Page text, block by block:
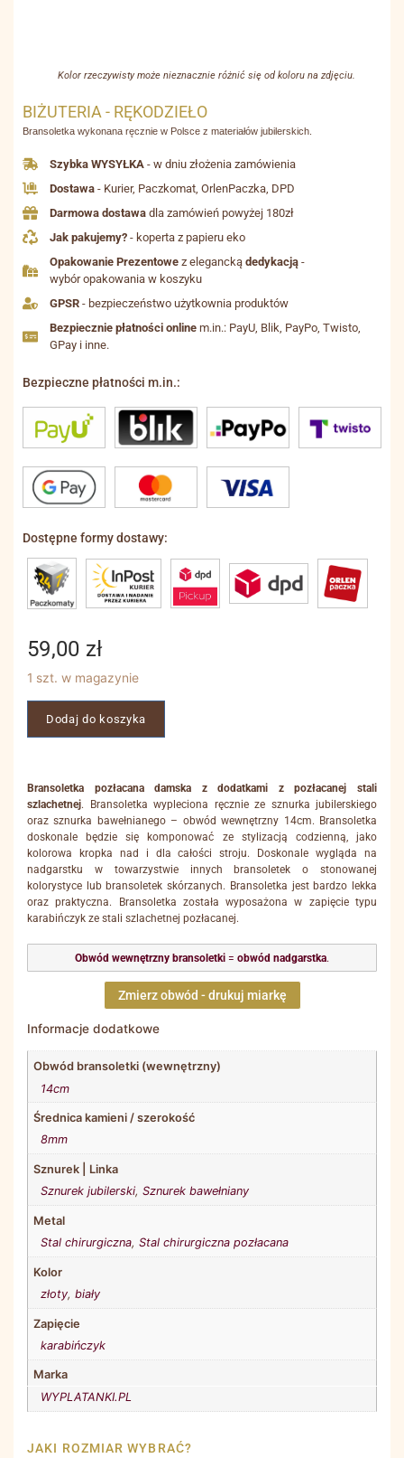
Kolor rzeczywisty może nieznacznie różnić się od koloru na zdjęciu.
BIŻUTERIA - RĘKODZIEŁO
Bransoletka wykonana ręcznie w Polsce z materiałów jubilerskich.
Szybka WYSYŁKA - w dniu złożenia zamówienia
Dostawa - Kurier, Paczkomat, OrlenPaczka, DPD
Darmowa dostawa dla zamówień powyżej 180zł
Jak pakujemy? - koperta z papieru eko
Opakowanie Prezentowe z eleganckądedykacją -
wybór opakowania w koszyku
GPSR - bezpieczeństwo użytkownia produktów
Bezpiecznie płatności online m.in.: PayU, Blik, PayPo, Twisto,
GPay i inne.
Bezpieczne płatności m.in.:
Dostępne formy dostawy:
59,00 zł
1 szt. w magazynie
Dodaj do koszyka
Bransoletka pozłacana damska z dodatkami z pozłacanej stali
szlachetnej. Bransoletka wypleciona ręcznie ze sznurka jubilerskiego
oraz sznurka bawełnianego – obwód wewnętrzny 14cm. Bransoletka
doskonale będzie się komponować ze stylizacją codzienną, jako
kolorowa kropka nad i dla całości stroju. Doskonale wygląda na
nadgarstku w towarzystwie innych bransoletek o stonowanej
kolorystyce lub bransoletek skórzanych. Bransoletka jest bardzo lekka
oraz praktyczna. Bransoletka została wyposażona w zapięcie typu
karabińczyk ze stali szlachetnej pozłacanej.
Obwód wewnętrzny bransoletki = obwód nadgarstka.
Zmierz obwód - drukuj miarkę
Informacje dodatkowe
Obwód bransoletki (wewnętrzny)
14cm
Średnica kamieni / szerokość
8mm
Sznurek | Linka
Sznurek jubilerski, Sznurek bawełniany
Metal
Stal chirurgiczna, Stal chirurgiczna pozłacana
Kolor
złoty, biały
Zapięcie
karabińczyk
Marka
WYPLATANKI.PL
JAKI ROZMIAR WYBRAĆ?